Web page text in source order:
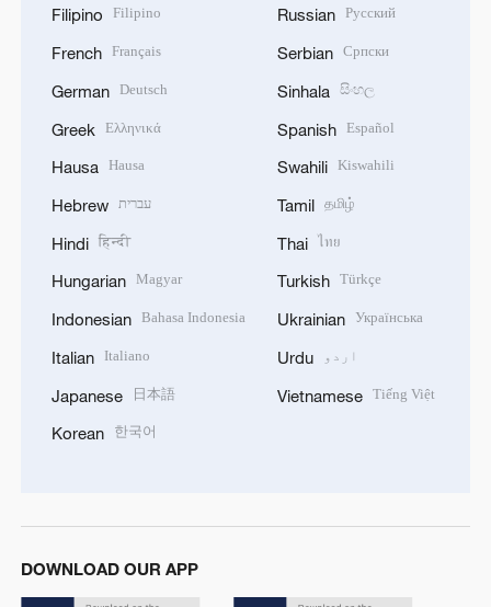
Filipino Filipino
French Français
German Deutsch
Greek Ελληνικά
Hausa Hausa
Hebrew עברית
Hindi हिन्दी
Hungarian Magyar
Indonesian Bahasa Indonesia
Italian Italiano
Japanese 日本語
Korean 한국어
Russian Русский
Serbian Српски
Sinhala සිංහල
Spanish Español
Swahili Kiswahili
Tamil தமிழ்
Thai ไทย
Turkish Türkçe
Ukrainian Українська
Urdu اردو
Vietnamese Tiếng Việt
DOWNLOAD OUR APP